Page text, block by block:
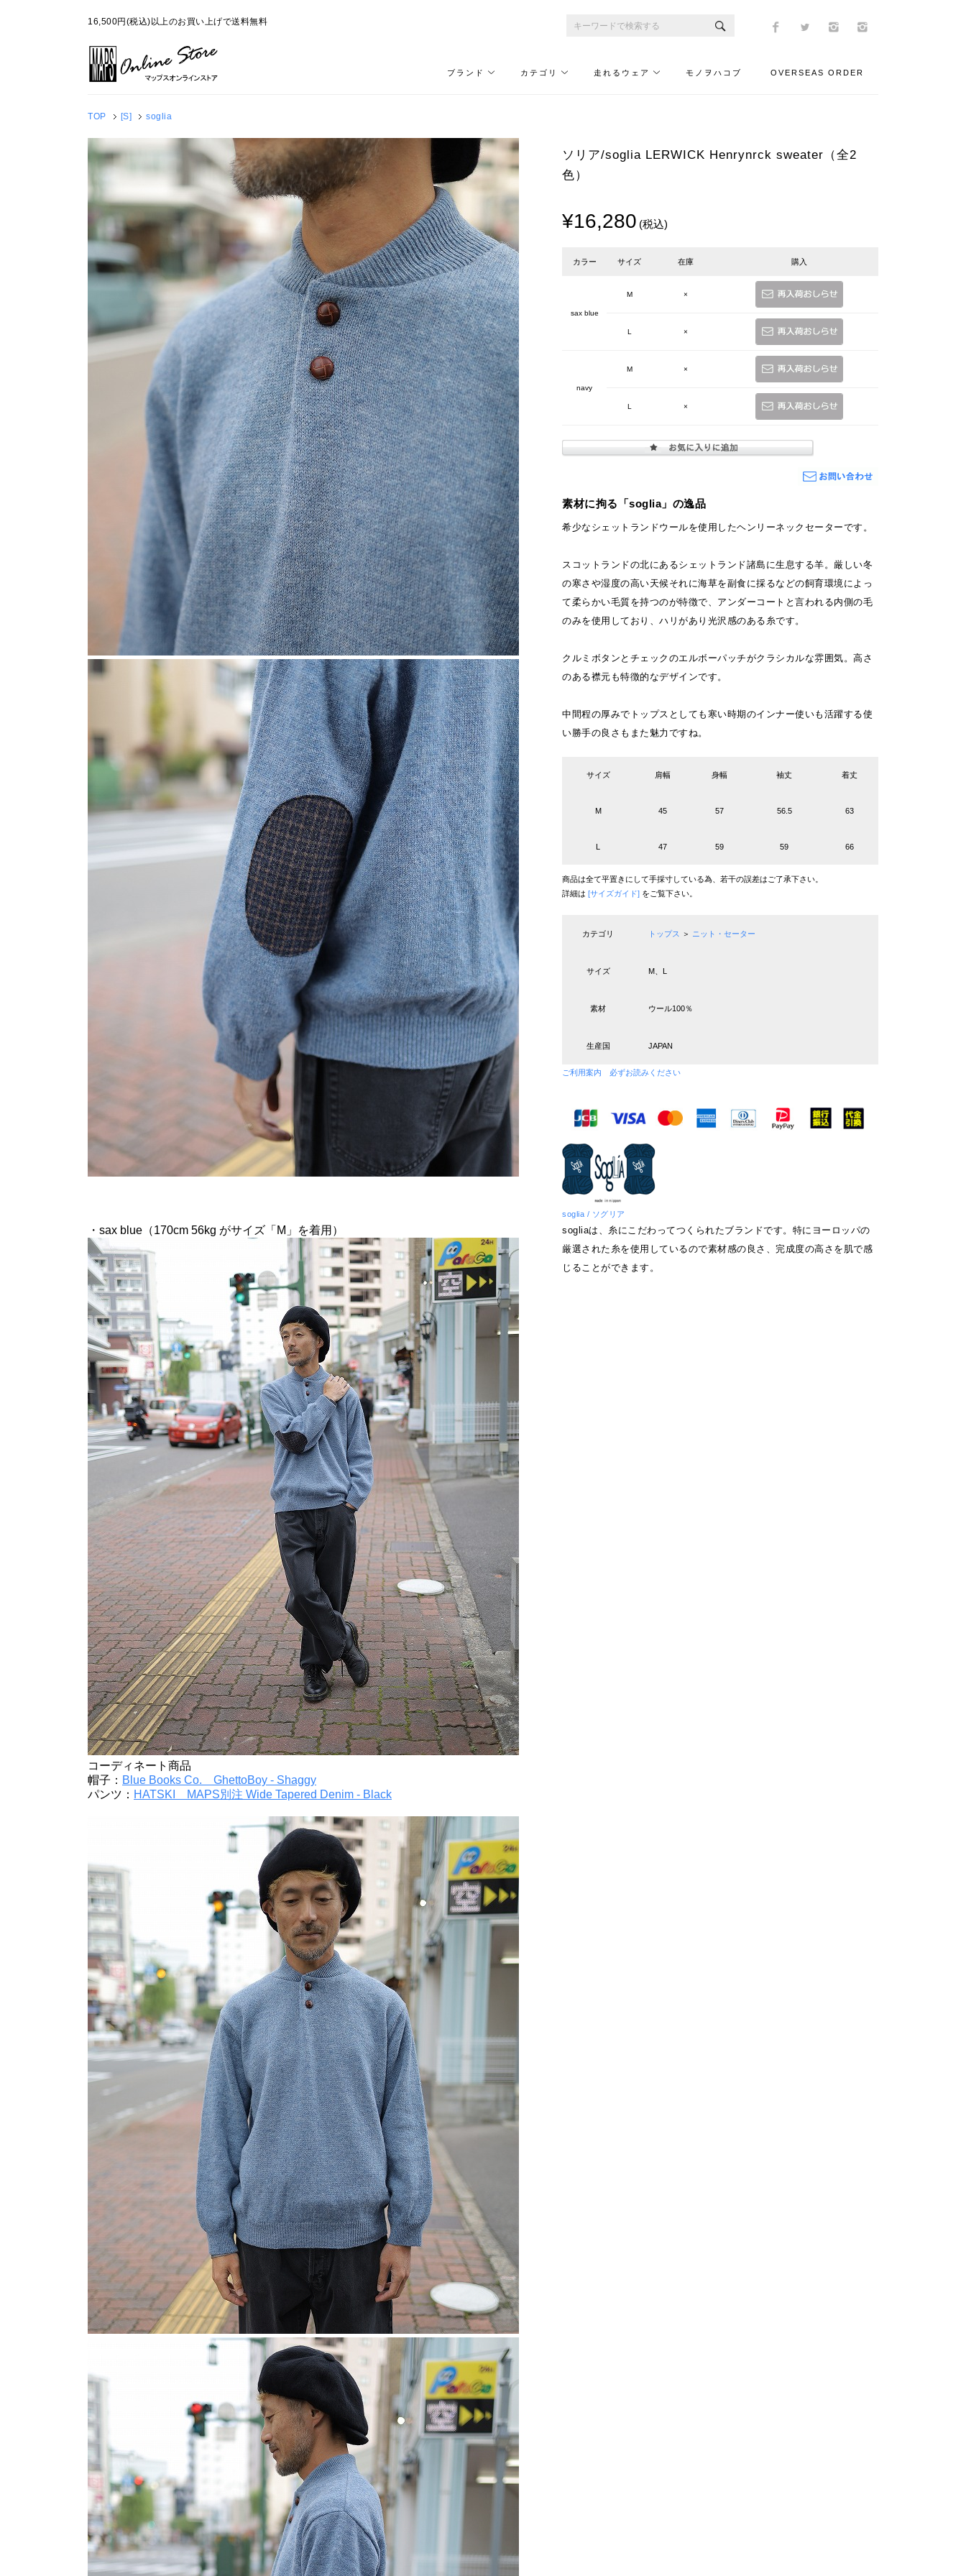
16,500円(税込)以上のお買い上げで送料無料
ブランド カテゴリ 走れるウェア モノヲハコブ OVERSEAS ORDER
TOP [S] soglia
・sax blue（170cm 56kg がサイズ「M」を着用）
コーディネート商品
帽子： Blue Books Co. GhettoBoy - Shaggy
パンツ： HATSKI MAPS別注 Wide Tapered Denim - Black
ソリア/soglia LERWICK Henrynrck sweater（全2
色）
¥16,280 (税込)
カラー サイズ 在庫 購入
sax blue
M ×
L ×
navy
M ×
L ×
素材に拘る「soglia」の逸品
希少なシェットランドウールを使用したヘンリーネックセーターです。
スコットランドの北にあるシェットランド諸島に生息する羊。厳しい冬
の寒さや湿度の高い天候それに海草を副食に採るなどの飼育環境によっ
て柔らかい毛質を持つのが特徴で、アンダーコートと言われる内側の毛
のみを使用しており、ハリがあり光沢感のある糸です。
クルミボタンとチェックのエルボーパッチがクラシカルな雰囲気。高さ
のある襟元も特徴的なデザインです。
中間程の厚みでトップスとしても寒い時期のインナー使いも活躍する使
い勝手の良さもまた魅力ですね。
サイズ 肩幅 身幅 袖丈 着丈
M 45 57 56.5 63
L 47 59 59 66
商品は全て平置きにして手採寸している為、若干の誤差はご了承下さい。
詳細は [サイズガイド] をご覧下さい。
カテゴリ トップス ＞ ニット・セーター
サイズ M、L
素材 ウール100％
生産国 JAPAN
ご利用案内 必ずお読みください
soglia / ソグリア
sogliaは、糸にこだわってつくられたブランドです。特にヨーロッパの
厳選された糸を使用しているので素材感の良さ、完成度の高さを肌で感
じることができます。